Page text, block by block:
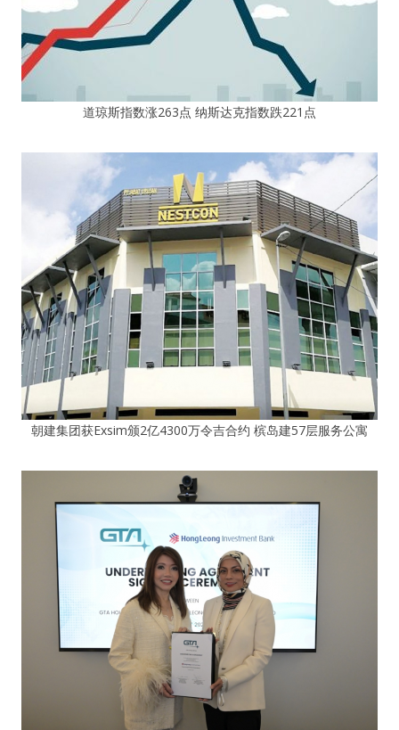
道琼斯指数涨263点 纳斯达克指数跌221点
朝建集团获Exsim颁2亿4300万令吉合约 槟岛建57层服务公寓